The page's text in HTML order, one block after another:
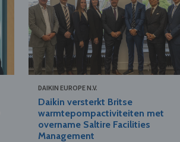
DAIKIN EUROPE N.V.
Daikin versterkt Britse
warmtepompactiviteiten met
overname Saltire Facilities
Management